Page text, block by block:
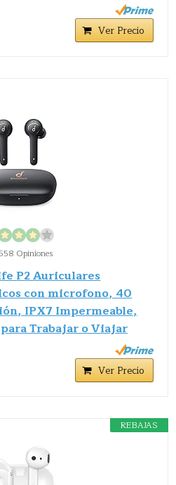
Ver Precio
Opiniones
P2 Auriculares
con microfono, 40
IPX7 Impermeable,
Trabajar o Viajar
Ver Precio
REBAJAS